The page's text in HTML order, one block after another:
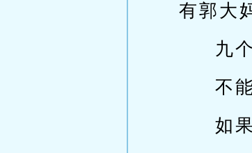
有郭大
九
不
如